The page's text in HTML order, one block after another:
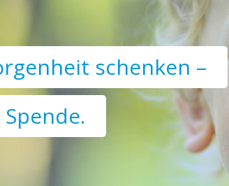
schenken –